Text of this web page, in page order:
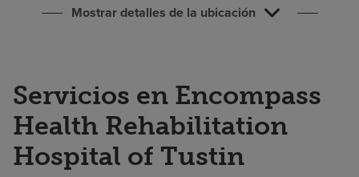
Mostrar detalles de la ubicación
Servicios en Encompass
Health Rehabilitation
Hospital of Tustin